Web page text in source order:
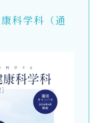
科学科（通